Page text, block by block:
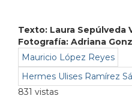
Texto: Laura Sepúlveda
Fotografía: Adriana
Mauricio López Reyes
Hermes Ulises Ramírez
831 vistas